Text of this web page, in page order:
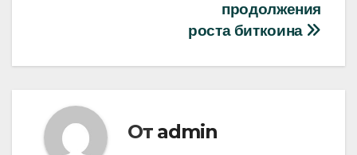
продолжения
роста биткоина
От admin